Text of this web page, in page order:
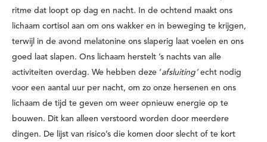
ritme dat loopt op dag en nacht. In de ochtend maakt ons
lichaam cortisol aan om ons wakker en in beweging te krijgen,
terwijl in de avond melatonine ons slaperig laat voelen en ons
goed laat slapen. Ons lichaam herstelt ’s nachts van alle
activiteiten overdag. We hebben deze ‘afsluiting’echt nodig
voor een aantal uur per nacht, om zo onze hersenen en ons
lichaam de tijd te geven om weer opnieuw energie op te
bouwen. Dit kan alleen verstoord worden door meerdere
dingen. De lijst van risico’s die komen door slecht of te kort